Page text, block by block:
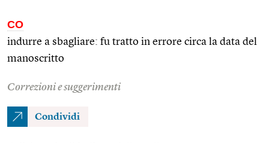
CO
indurre a sbagliare: fu tratto in errore circa la data del
manoscritto
Correzioni e suggerimenti
Condividi